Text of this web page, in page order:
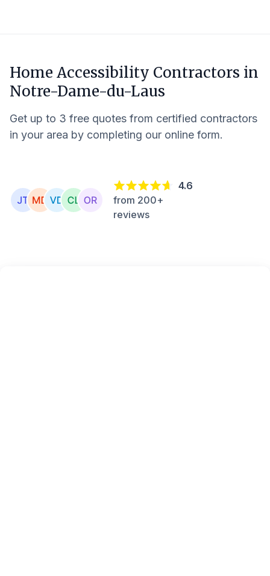
Home Accessibility Contractors in
Notre-Dame-du-Laus
Get up to 3 free quotes from certified contractors
in your area by completing our online form.
4.6
from 200+
reviews